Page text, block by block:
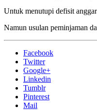
Untuk menutupi defisit
Namun usulan peminjaman
Facebook
Twitter
Google+
Linkedin
Tumblr
Pinterest
Mail